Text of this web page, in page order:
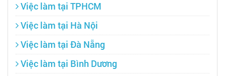
Việc làm tại TPHCM
Việc làm tại Hà Nội
Việc làm tại Đà Nẵng
Việc làm tại Bình Dương